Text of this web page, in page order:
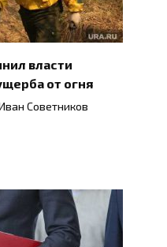
власти
от огня
Советников